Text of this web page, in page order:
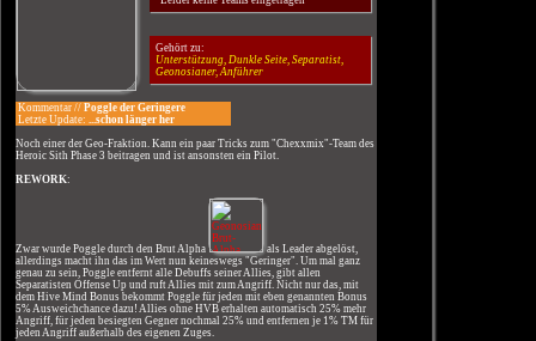
Gehört zu:
Unterstützung, Dunkle Seite, Separatist,
Geonosianer, Anführer
Kommentar // Poggle der Geringere
Letzte Update: ...schon länger her
Noch einer der Geo-Fraktion. Kann ein paar Tricks zum "Chexxmix"-Team des
Heroic Sith Phase 3 beitragen und ist ansonsten ein Pilot.
REWORK:
Zwar wurde Poggle durch den Brut Alpha
als Leader abgelöst,
allerdings macht ihn das im Wert nun keineswegs "Geringer". Um mal ganz
genau zu sein, Poggle entfernt alle Debuffs seiner Allies, gibt allen
Separatisten Offense Up und ruft Allies mit zum Angriff. Nicht nur das, mit
dem Hive Mind Bonus bekommt Poggle für jeden mit eben genannten Bonus
5% Ausweichchance dazu! Allies ohne HVB erhalten automatisch 25% mehr
Angriff, für jeden besiegten Gegner nochmal 25% und entfernen je 1% TM für
jeden Angriff außerhalb des eigenen Zuges.